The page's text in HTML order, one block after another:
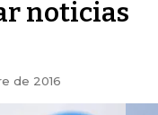
noticias
de 2016